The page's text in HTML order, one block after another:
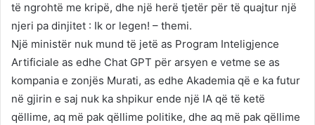
të ngrohtë me kripë, dhe një herë tjetër për të quajtur një
njeri pa dinjitet : Ik or legen! – themi.
Një ministër nuk mund të jetë as Program Inteligjence
Artificiale as edhe Chat GPT për arsyen e vetme se as
kompania e zonjës Murati, as edhe Akademia që e ka futur
në gjirin e saj nuk ka shpikur ende një IA që të ketë
qëllime, aq më pak qëllime politike, dhe aq më pak qëllime